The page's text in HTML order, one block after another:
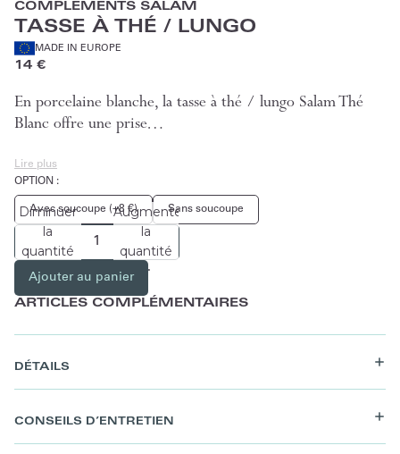
COMPLEMENTS SALAM
TASSE À THÉ / LUNGO
MADE IN EUROPE
14 €
En porcelaine blanche, la tasse à thé / lungo Salam Thé
Blanc offre une prise…
Lire plus
OPTION :
Avec soucoupe (+8 €) Sans soucoupe
Diminuer
la
quantité
Augmenter
la
quantité
Ajouter au panier
ARTICLES COMPLÉMENTAIRES
DÉTAILS
CONSEILS D’ENTRETIEN